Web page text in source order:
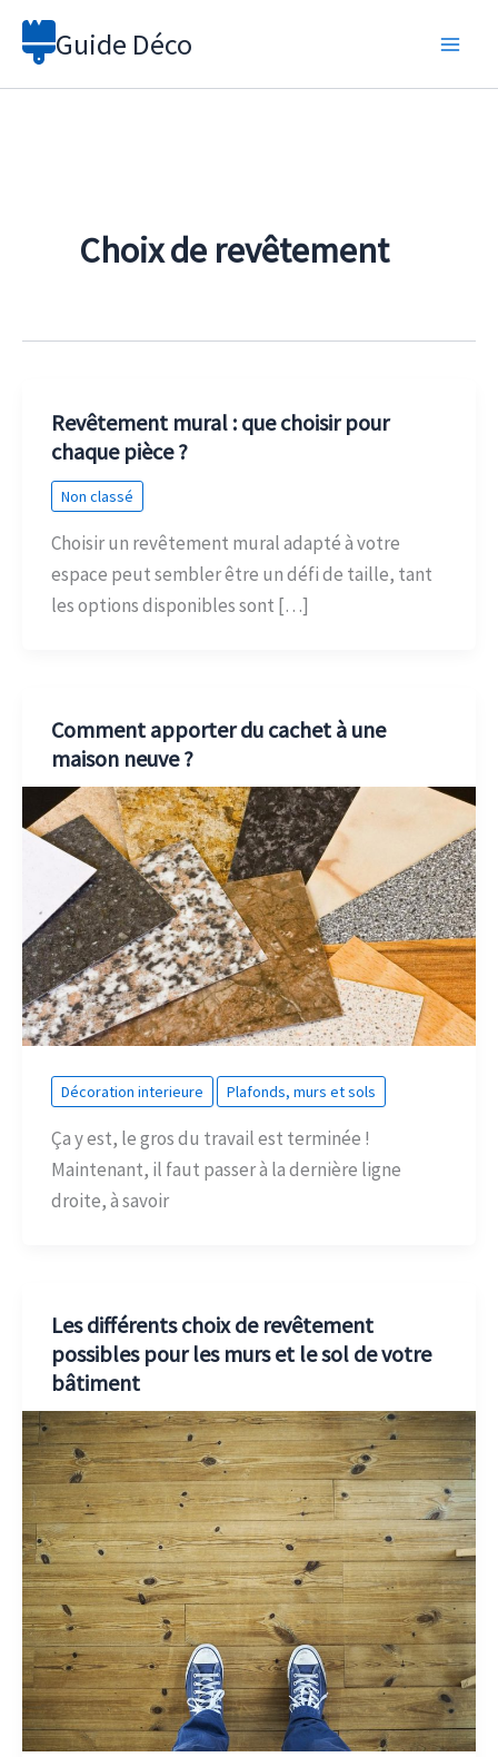
Aller
Guide Déco
Choix de revêtement
Revêtement mural : que choisir pour
chaque pièce ?
Non classé
Choisir un revêtement mural adapté à votre
espace peut sembler être un défi de taille, tant
les options disponibles sont […]
Comment apporter du cachet à une
maison neuve ?
Décoration interieure Plafonds, murs et sols
Ça y est, le gros du travail est terminée !
Maintenant, il faut passer à la dernière ligne
droite, à savoir
Les différents choix de revêtement
possibles pour les murs et le sol de votre
bâtiment